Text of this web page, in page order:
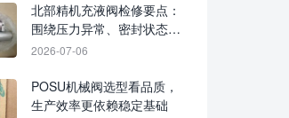
北部精机充液阀检修要点：
围绕压力异常、密封状态与
动作响应排查
2026-07-06
POSU机械阀选型看品质，
生产效率更依赖稳定基础